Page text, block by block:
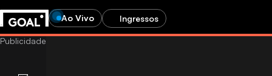
Ao Vivo Ingressos